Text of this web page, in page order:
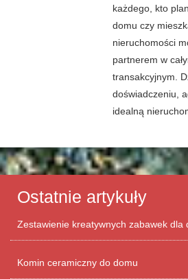
każdego, kto
domu czy
nieruchomości
partnerem w
transakcyjnym.
doświadczeniu,
idealną
Ostatnie artykuły
Zestawienie kreatywnych zabawek dla
Komin ceramiczny do domu